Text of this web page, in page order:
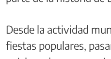
Desde la actividad
fiestas populares,